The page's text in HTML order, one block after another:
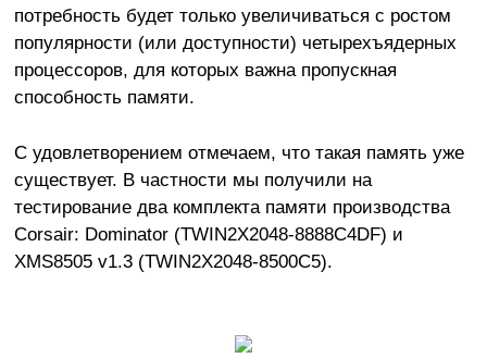
потребность будет только увеличиваться с ростом
популярности (или доступности) четырехъядерных
процессоров, для которых важна пропускная
способность памяти.
С удовлетворением отмечаем, что такая память уже
существует. В частности мы получили на
тестирование два комплекта памяти производства
Corsair: Dominator (TWIN2X2048-8888C4DF) и
XMS8505 v1.3 (TWIN2X2048-8500C5).